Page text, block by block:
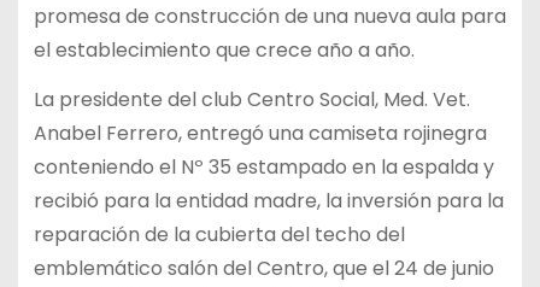
promesa de construcción de una nueva aula para
el establecimiento que crece año a año.
La presidente del club Centro Social, Med. Vet.
Anabel Ferrero, entregó una camiseta rojinegra
conteniendo el Nº 35 estampado en la espalda y
recibió para la entidad madre, la inversión para la
reparación de la cubierta del techo del
emblemático salón del Centro, que el 24 de junio